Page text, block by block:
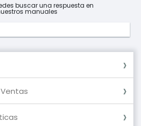
buscar una respuesta en
manuales
software Premium)
software Premium
para software Premium)
software premium)
para software premium)